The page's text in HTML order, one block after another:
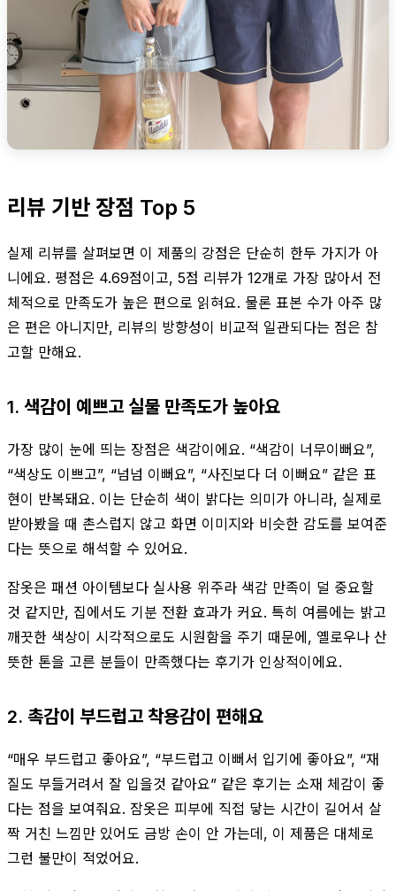
리뷰 기반 장점 Top 5
실제 리뷰를 살펴보면 이 제품의 강점은 단순히 한두 가지가 아
니에요. 평점은 4.69점이고, 5점 리뷰가 12개로 가장 많아서 전
체적으로 만족도가 높은 편으로 읽혀요. 물론 표본 수가 아주 많
은 편은 아니지만, 리뷰의 방향성이 비교적 일관되다는 점은 참
고할 만해요.
1. 색감이 예쁘고 실물 만족도가 높아요
가장 많이 눈에 띄는 장점은 색감이에요. “색감이 너무이뻐요”,
“색상도 이쁘고”, “넘넘 이뻐요”, “사진보다 더 이뻐요” 같은 표
현이 반복돼요. 이는 단순히 색이 밝다는 의미가 아니라, 실제로
받아봤을 때 촌스럽지 않고 화면 이미지와 비슷한 감도를 보여준
다는 뜻으로 해석할 수 있어요.
잠옷은 패션 아이템보다 실사용 위주라 색감 만족이 덜 중요할
것 같지만, 집에서도 기분 전환 효과가 커요. 특히 여름에는 밝고
깨끗한 색상이 시각적으로도 시원함을 주기 때문에, 옐로우나 산
뜻한 톤을 고른 분들이 만족했다는 후기가 인상적이에요.
2. 촉감이 부드럽고 착용감이 편해요
“매우 부드럽고 좋아요”, “부드럽고 이뻐서 입기에 좋아요”, “재
질도 부들거려서 잘 입을것 같아요” 같은 후기는 소재 체감이 좋
다는 점을 보여줘요. 잠옷은 피부에 직접 닿는 시간이 길어서 살
짝 거친 느낌만 있어도 금방 손이 안 가는데, 이 제품은 대체로
그런 불만이 적었어요.